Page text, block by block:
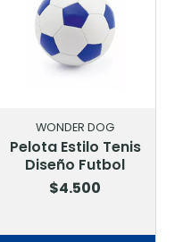
WARRIOR
Hueso Warrior Con
Puas W006
$5.900